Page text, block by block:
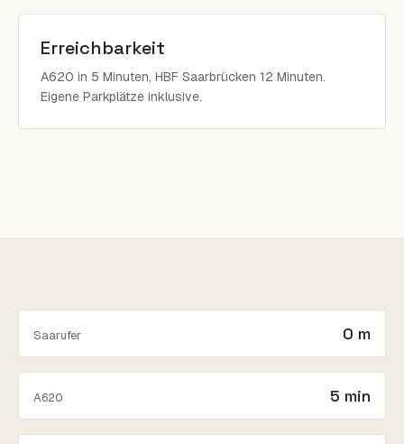
Erreichbarkeit
A620 in 5 Minuten, HBF Saarbrücken 12 Minuten.
Eigene Parkplätze inklusive.
Saarufer 0 m
A620 5 min